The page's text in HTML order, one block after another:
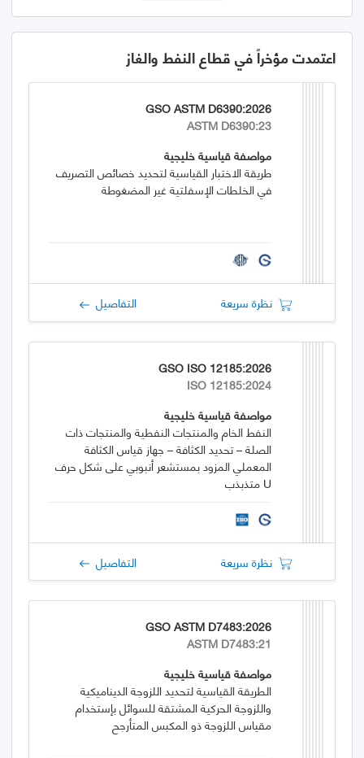
اعتمدت مؤخراً في قطاع النفط والغاز
GSO ASTM D6390:2026
ASTM D6390:23
مواصفة قياسية خليجية
طريقة الاختبار القياسية لتحديد خصائص التصريف
في الخلطات الإسفلتية غير المضغوطة
نظرة سريعة التفاصيل
GSO ISO 12185:2026
ISO 12185:2024
مواصفة قياسية خليجية
النفط الخام والمنتجات النفطية والمنتجات ذات
الصلة – تحديد الكثافة – جهاز قياس الكثافة
المعملي المزود بمستشعر أنبوبي على شكل حرف
U متذبذب
نظرة سريعة التفاصيل
GSO ASTM D7483:2026
ASTM D7483:21
مواصفة قياسية خليجية
الطريقة القياسية لتحديد اللزوجة الديناميكية
واللزوجة الحركية المشتقة للسوائل بإستخدام
مقياس اللزوجة ذو المكبس المتأرجح